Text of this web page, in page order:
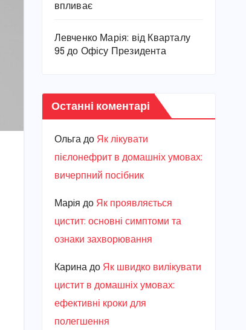
впливає
Левченко Марія: від Кварталу
95 до Офісу Президента
Останні коментарі
Ольгадо Як лікувати
пієлонефрит в домашніх умовах:
вичерпний посібник
Марiя до Як проявляється
цистит: основні симптоми та
ознаки захворювання
Каринадо Як швидко вилікувати
цистит в домашніх умовах:
ефективні кроки для
полегшення